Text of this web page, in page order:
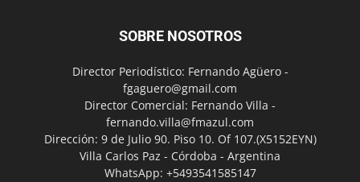
SOBRE NOSOTROS
Director Periodístico: Fernando Agüero -
fgaguero@gmail.com
Director Comercial: Fernando Villa -
fernando.villa@fmazul.com
Dirección: 9 de Julio 90. Piso 10. Of 107.(X5152EYN)
Villa Carlos Paz - Córdoba - Argentina
WhatsApp: +5493541585147